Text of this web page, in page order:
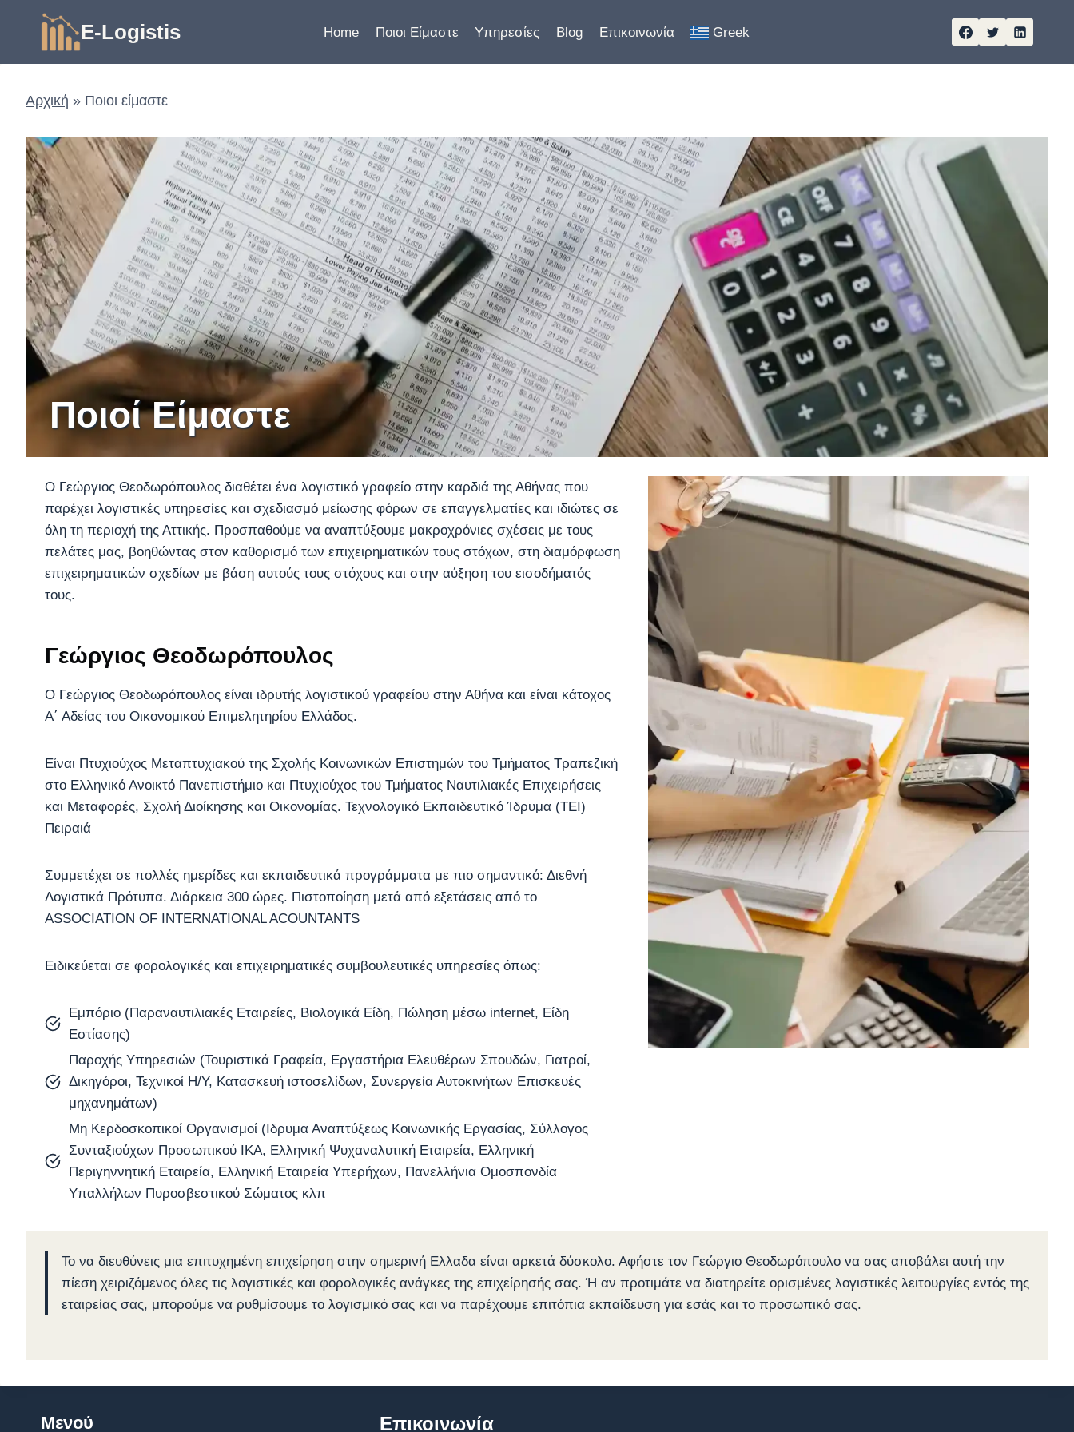
content
E-Logistis Home Ποιοι Είμαστε Υπηρεσίες Blog Επικοινωνία Greek
Αρχική » Ποιοι είμαστε
Ποιοί Είμαστε
Ο Γεώργιος Θεοδωρόπουλος διαθέτει ένα λογιστικό γραφείο στην καρδιά της Αθήνας που
παρέχει λογιστικές υπηρεσίες και σχεδιασμό μείωσης φόρων σε επαγγελματίες και ιδιώτες σε
όλη τη περιοχή της Αττικής. Προσπαθούμε να αναπτύξουμε μακροχρόνιες σχέσεις με τους
πελάτες μας, βοηθώντας στον καθορισμό των επιχειρηματικών τους στόχων, στη διαμόρφωση
επιχειρηματικών σχεδίων με βάση αυτούς τους στόχους και στην αύξηση του εισοδήματός
τους.
Γεώργιος Θεοδωρόπουλος
Ο Γεώργιος Θεοδωρόπουλος είναι ιδρυτής λογιστικού γραφείου στην Αθήνα και είναι κάτοχος
Α΄ Αδείας του Οικονομικού Επιμελητηρίου Ελλάδος.
Είναι Πτυχιούχος Μεταπτυχιακού της Σχολής Κοινωνικών Επιστημών του Τμήματος Τραπεζική
στο Ελληνικό Ανοικτό Πανεπιστήμιο και Πτυχιούχος του Τμήματος Ναυτιλιακές Επιχειρήσεις
και Μεταφορές, Σχολή Διοίκησης και Οικονομίας. Τεχνολογικό Εκπαιδευτικό Ίδρυμα (ΤΕΙ)
Πειραιά
Συμμετέχει σε πολλές ημερίδες και εκπαιδευτικά προγράμματα με πιο σημαντικό: Διεθνή
Λογιστικά Πρότυπα. Διάρκεια 300 ώρες. Πιστοποίηση μετά από εξετάσεις από το
ASSOCIATION OF INTERNATIONAL ACOUNTANTS
Ειδικεύεται σε φορολογικές και επιχειρηματικές συμβουλευτικές υπηρεσίες όπως:
Εμπόριο (Παραναυτιλιακές Εταιρείες, Βιολογικά Είδη, Πώληση μέσω internet, Είδη
Εστίασης)
Παροχής Υπηρεσιών (Τουριστικά Γραφεία, Εργαστήρια Ελευθέρων Σπουδών, Γιατροί,
Δικηγόροι, Τεχνικοί Η/Υ, Κατασκευή ιστοσελίδων, Συνεργεία Αυτοκινήτων Επισκευές
μηχανημάτων)
Μη Κερδοσκοπικοί Οργανισμοί (Ιδρυμα Αναπτύξεως Κοινωνικής Εργασίας, Σύλλογος
Συνταξιούχων Προσωπικού ΙΚΑ, Ελληνική Ψυχαναλυτική Εταιρεία, Ελληνική
Περιγηννητική Εταιρεία, Ελληνική Εταιρεία Υπερήχων, Πανελλήνια Ομοσπονδία
Υπαλλήλων Πυροσβεστικού Σώματος κλπ
Το να διευθύνεις μια επιτυχημένη επιχείρηση στην σημερινή Ελλαδα είναι αρκετά δύσκολο. Αφήστε τον Γεώργιο Θεοδωρόπουλο να σας αποβάλει αυτή την
πίεση χειριζόμενος όλες τις λογιστικές και φορολογικές ανάγκες της επιχείρησής σας. Ή αν προτιμάτε να διατηρείτε ορισμένες λογιστικές λειτουργίες εντός της
εταιρείας σας, μπορούμε να ρυθμίσουμε το λογισμικό σας και να παρέχουμε επιτόπια εκπαίδευση για εσάς και το προσωπικό σας.
Μενού Επικοινωνία